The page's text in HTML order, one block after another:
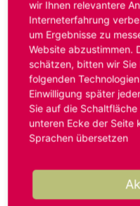
Oder Sie bewerben sich
passende
Benutzername oder E-
Passwort*
wir Ihnen relevantere
Interneterfahrung
um Ergebnisse zu
Website abzustimmen.
schätzen, bitten wir Sie
folgenden
Einwilligung später
Sie auf die
unteren Ecke der Seite
Sprachen übersetzen